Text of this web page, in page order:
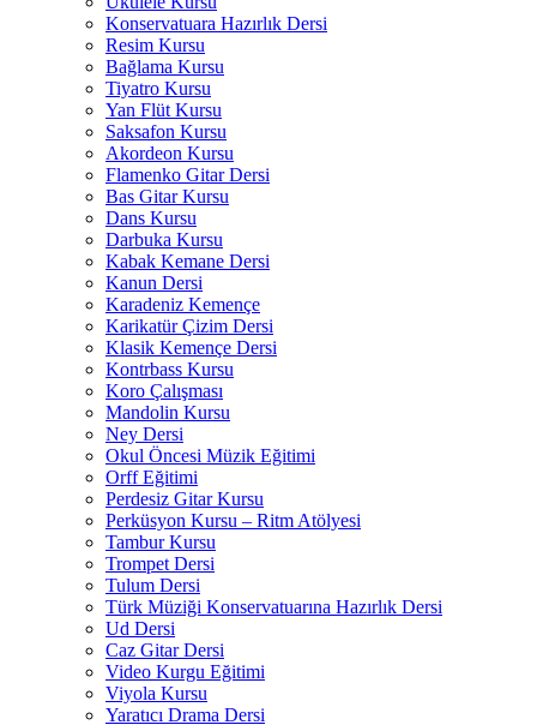
Konservatuara Hazırlık Dersi
Resim Kursu
Bağlama Kursu
Tiyatro Kursu
Yan Flüt Kursu
Saksafon Kursu
Akordeon Kursu
Flamenko Gitar Dersi
Bas Gitar Kursu
Dans Kursu
Darbuka Kursu
Kabak Kemane Dersi
Kanun Dersi
Karadeniz Kemençe
Karikatür Çizim Dersi
Klasik Kemençe Dersi
Kontrbass Kursu
Koro Çalışması
Mandolin Kursu
Ney Dersi
Okul Öncesi Müzik Eğitimi
Orff Eğitimi
Perdesiz Gitar Kursu
Perküsyon Kursu – Ritm Atölyesi
Tambur Kursu
Trompet Dersi
Tulum Dersi
Türk Müziği Konservatuarına Hazırlık Dersi
Ud Dersi
Caz Gitar Dersi
Video Kurgu Eğitimi
Viyola Kursu
Yaratıcı Drama Dersi